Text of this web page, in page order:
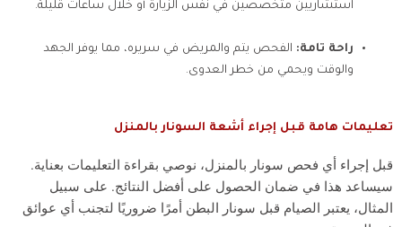
استشاريين متخصصين في نفس الزيارة أو خلال ساعات قليلة.
راحة تامة: الفحص يتم والمريض في سريره، مما يوفر الجهد
والوقت ويحمي من خطر العدوى.
تعليمات هامة قبل إجراء أشعة السونار بالمنزل
قبل إجراء أي فحص سونار بالمنزل، نوصي بقراءة التعليمات بعناية.
سيساعد هذا في ضمان الحصول على أفضل النتائج. على سبيل
المثال، يعتبر الصيام قبل سونار البطن أمرًا ضروريًا لتجنب أي عوائق